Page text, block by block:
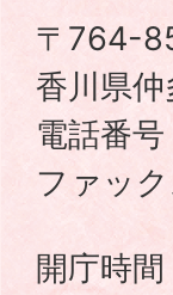
〒764-
香川県
電話番
ファッ
開庁時